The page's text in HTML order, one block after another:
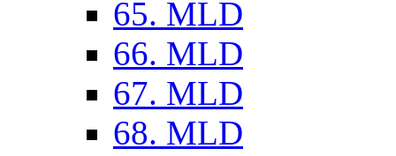
65. MLD
66. MLD
67. MLD
68. MLD